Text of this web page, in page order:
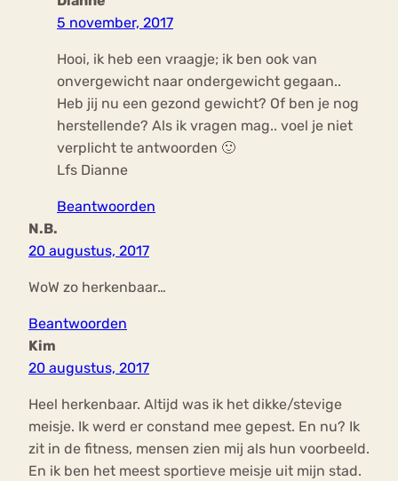
5 november, 2017
Hooi, ik heb een vraagje; ik ben ook van
onvergewicht naar ondergewicht gegaan..
Heb jij nu een gezond gewicht? Of ben je nog
herstellende? Als ik vragen mag.. voel je niet
verplicht te antwoorden 🙂
Lfs Dianne
Beantwoorden
N.B.
20 augustus, 2017
WoW zo herkenbaar…
Beantwoorden
Kim
20 augustus, 2017
Heel herkenbaar. Altijd was ik het dikke/stevige
meisje. Ik werd er constand mee gepest. En nu? Ik
zit in de fitness, mensen zien mij als hun voorbeeld.
En ik ben het meest sportieve meisje uit mijn stad.